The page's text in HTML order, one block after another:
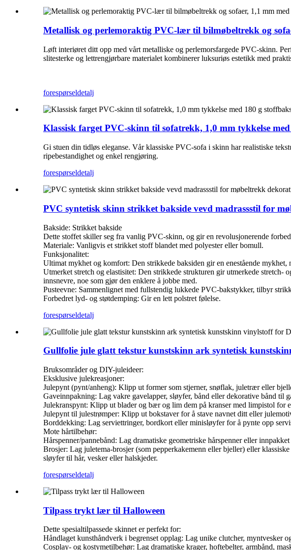
Metallisk og perlemoraktig PVC-lær til bilmøbeltrekk og
Løft interiøret ditt opp med vårt metalliske og perlemorsfargede PVC-skinn.
slitesterke og lettrengjørbare materialet kombinerer luksuriøs estetikk med
forespørseldetalj
Klassisk farget PVC-skinn til sofatrekk, 1,0 mm tykkelse
Gi stuen din tidløs eleganse. Vår klassiske PVC-sofa i skinn har realistiske
ripebestandighet og enkel rengjøring.
forespørseldetalj
PVC syntetisk skinn strikket bakside vevd madrassstil for
Bakside: Strikket bakside
Dette stoffet skiller seg fra vanlig PVC-skinn, og gir en revolusjonerende
Materiale: Vanligvis et strikket stoff blandet med polyester eller bomull.
Funksjonalitet:
Ultimat mykhet og komfort: Den strikkede baksiden gir en enestående
Utmerket stretch og elastisitet: Den strikkede strukturen gir utmerkede stretch-
innsnevre, noe som gjør den enklere å jobbe med.
Pusteevne: Sammenlignet med fullstendig lukkede PVC-bakstykker, tilbyr
Forbedret lyd- og støtdemping: Gir en lett polstret følelse.
forespørseldetalj
Gullfolie jule glatt tekstur kunstskinn ark syntetisk
Bruksområder og DIY-juleideer:
Eksklusive julekreasjoner:
Julepynt (pynt/anheng): Klipp ut former som stjerner, snøflak, juletrær eller
Gaveinnpakning: Lag vakre gavelapper, sløyfer, bånd eller dekorative bånd til
Julekranspynt: Klipp ut blader og bær og lim dem på kranser med limpistol for
Julepynt til julestrømper: Klipp ut bokstaver for å stave navnet ditt eller
Borddekking: Lag serviettringer, bordkort eller minisløyfer for å pynte opp
Mote hårtilbehør:
Hårspenner/pannebånd: Lag dramatiske geometriske hårspenner eller
Brosjer: Lag juletema-brosjer (som pepperkakemenn eller bjeller) eller
sløyfer til hår, vesker eller halskjeder.
forespørseldetalj
Tilpass trykt lær til Halloween
Dette spesialtilpassede skinnet er perfekt for:
Håndlaget kunsthåndverk i begrenset opplag: Lag unike clutcher, myntvesker
Cosplay- og kostymetilbehør: Lag dramatiske krager, hoftebelter, armbånd,